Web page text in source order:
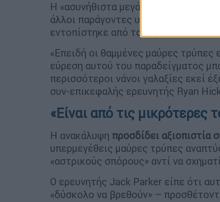
Η «ασυνήθιστα μεγάλη ένταση» της
άλλοι παράγοντες υποδηλώνουν ότι
εντοπίστηκε από τα αέρια και τα
«Επειδή οι θαμμένες μαύρες τρύπες
εύρεση αυτού του παραδείγματος
περισσότεροι νάνοι γαλαξίες εκεί
συν-επικεφαλής ερευνητής Ryan
«Είναι από τις μικρότερες
Η ανακάλυψη προσδίδει αξιοπιστία
υπερμεγέθεις μαύρες τρύπες
«αστρικούς σπόρους» αντί να
Ο ερευνητής Jack Parker είπε ότι
«δύσκολο να βρεθούν» –